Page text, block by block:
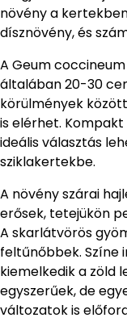
növény a
dísznövény, és
A Geum
általában 20-30
körülmények
is elérhet.
ideális választás
sziklakertekbe.
A növény szárai
erősek, tetejükön
A skarlátvörös
feltűnőbbek. Színe
kiemelkedik a zöld
egyszerűek, de
változatok is